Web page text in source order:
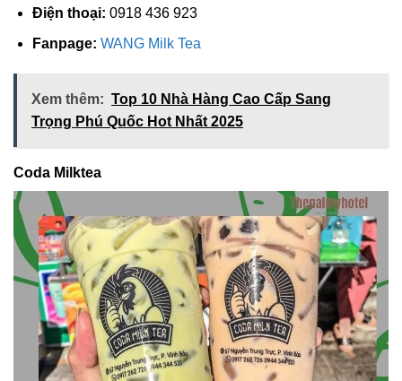
Điện thoại: 0918 436 923
Fanpage: WANG Milk Tea
Xem thêm: Top 10 Nhà Hàng Cao Cấp Sang
Trọng Phú Quốc Hot Nhất 2025
Coda Milktea